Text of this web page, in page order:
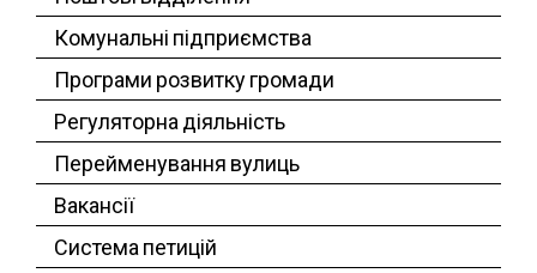
Комунальні підприємства
Програми розвитку громади
Регуляторна діяльність
Перейменування вулиць
Вакансії
Система петицій